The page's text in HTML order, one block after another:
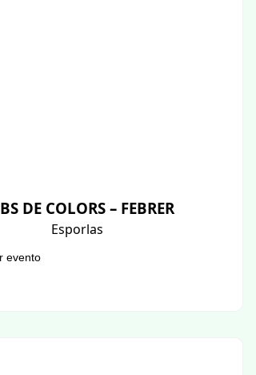
DE COLORS – FEBRER
Esporlas
evento